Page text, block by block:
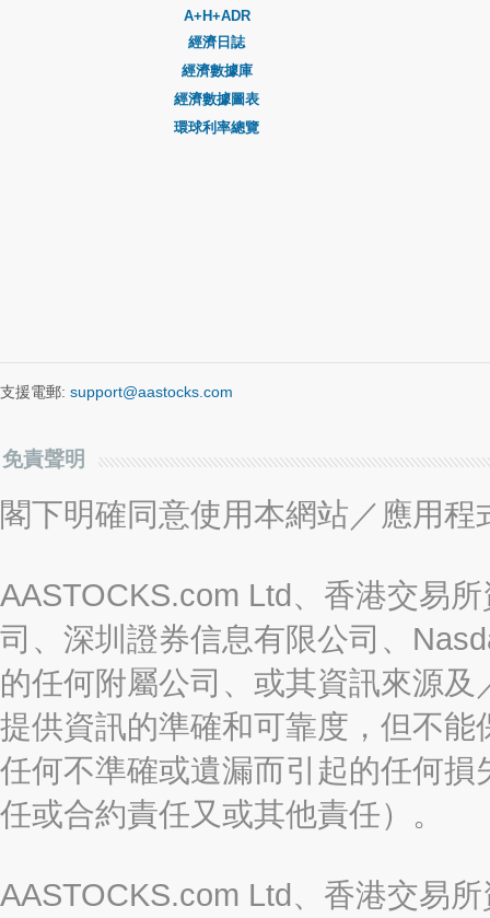
A+H+ADR
經濟日誌
經濟數據庫
經濟數據圖表
環球利率總覽
支援電郵: support@aastocks.com
免責聲明
閣下明確同意使用本網站／應用
AASTOCKS.com Ltd、香港交易
司、深圳證券信息有限公司、
的任何附屬公司、或其資訊來源
提供資訊的準確和可靠度，但不
任何不準確或遺漏而引起的任何
任或合約責任又或其他責任）。
AASTOCKS.com Ltd、香港交易